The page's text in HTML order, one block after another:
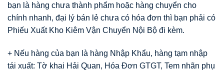
bạn là hàng chưa thành phẩm hoặc hàng chuyển cho
chính nhanh, đại lý bán lẻ chưa có hóa đơn thì bạn phải có
Phiếu Xuất Kho Kiêm Vận Chuyển Nội Bộ đi kèm.
+ Nếu hàng của bạn là hàng Nhập Khẩu, hàng tạm nhập
tái xuất: Tờ khai Hải Quan, Hóa Đơn GTGT, Tem nhãn phụ